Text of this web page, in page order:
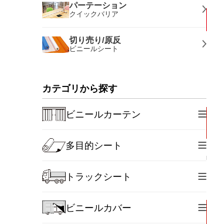
パーテーション
クイックバリア
切り売り/原反
ビニールシート
カテゴリから探す
ビニールカーテン
多目的シート
トラックシート
ビニールカバー